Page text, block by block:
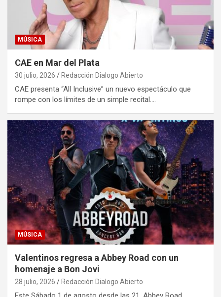
MÚSICA
CAE en Mar del Plata
30 julio, 2026 Redacción Dialogo Abierto
CAE presenta “All Inclusive” un nuevo espectáculo que
rompe con los límites de un simple recital.…
MÚSICA
Valentinos regresa a Abbey Road con un
homenaje a Bon Jovi
28 julio, 2026 Redacción Dialogo Abierto